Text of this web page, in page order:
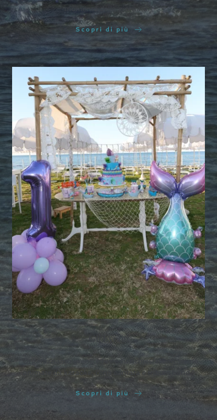
momento della giornata.”
Scopri di più
Gli Eventi
“Organizziamo eventi e feste su richiesta, con serate
animate da karaoke, cena cantata e tribute band.”
Scopri di più